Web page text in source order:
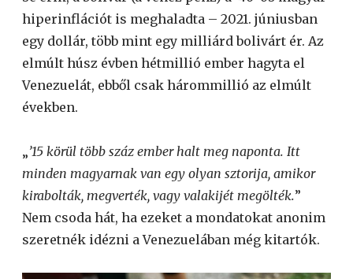
hiperinflációt is meghaladta – 2021. júniusban
egy dollár, több mint egy milliárd bolivárt ér. Az
elmúlt húsz évben hétmillió ember hagyta el
Venezuelát, ebből csak hárommillió az elmúlt
években.
„’15 körül több száz ember halt meg naponta. Itt
minden magyarnak van egy olyan sztorija, amikor
kirabolták, megverték, vagy valakijét megölték.”
Nem csoda hát, ha ezeket a mondatokat anonim
szeretnék idézni a Venezuelában még kitartók.